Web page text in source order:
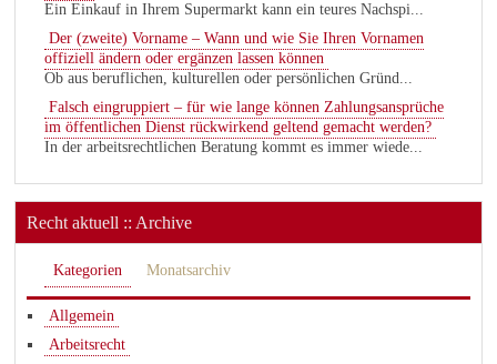
Ein Einkauf in Ihrem Supermarkt kann ein teures Nachspi...
Der (zweite) Vorname – Wann und wie Sie Ihren Vornamen
offiziell ändern oder ergänzen lassen können
Ob aus beruflichen, kulturellen oder persönlichen Gründ...
Falsch eingruppiert – für wie lange können Zahlungsansprüche
im öffentlichen Dienst rückwirkend geltend gemacht werden?
In der arbeitsrechtlichen Beratung kommt es immer wiede...
Recht aktuell :: Archive
Kategorien Monatsarchiv
Allgemein
Arbeitsrecht